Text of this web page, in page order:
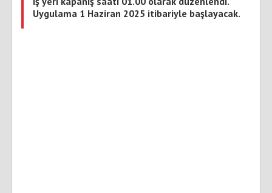
Uygulama 1 Haziran 2025 itibariyle başlayacak.